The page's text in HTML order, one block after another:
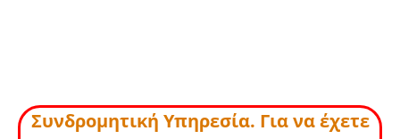
Συνδρομητική Υπηρεσία. Για να έχετε